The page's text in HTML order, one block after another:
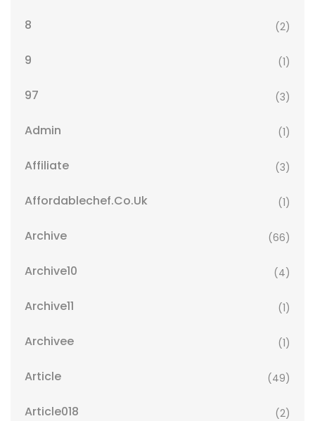
8 (2)
9 (1)
97 (3)
Admin (1)
Affiliate (3)
Affordablechef.co.uk (1)
Archive (66)
Archive10 (4)
Archive11 (1)
Archivee (1)
Article (49)
Article018 (2)